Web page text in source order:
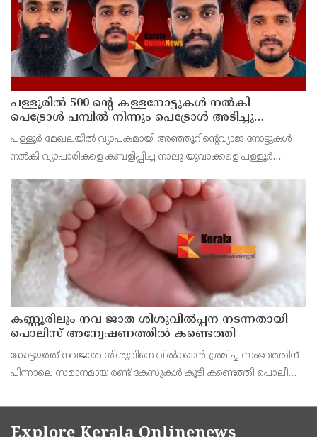
പള്ളൂരിൽ 500 ൻ്റെ കള്ളനോട്ടുകൾ നൽകി
പെട്രോൾ പമ്പിൽ നിന്നും പെട്രോൾ അടിച്ചു
കബളിപ്പിച്ച 4 പേർ അറസ്റ്റിൽ
പള്ളൂർ മേഖലയിൽ വ്യാപകമായി അഞ്ഞൂറിൻ്റെവ്യാജ നോട്ടുകൾ
നൽകി വ്യാപാരികളെ കബളിപ്പിച്ച നാലു യുവാക്കളെ പള്ളൂർ
(27) അക്ഷയ് (29) തൂണേരി സ്വദേശി രജിത്ത് (
കണ്ണൂരിലും നവ ജാത ശിശുവിൽപ്പന നടന്നതായി
പൊലിസ് അന്വേഷണത്തിൽ കണ്ടെത്തി
കോട്ടയത്ത് നവജാത ശിശുവിനെ വിൽക്കാൻ ശ്രമിച്ച സംഭവത്തിന്
പിന്നാലെ സമാനമായ രണ്ട് കേസുകൾ കൂടി കണ്ടെത്തി പൊലീസ്.
കൊല്ലത്താണെന്ന് പൊലീസ് കണ്ടെത്തി. മറ്റൊര